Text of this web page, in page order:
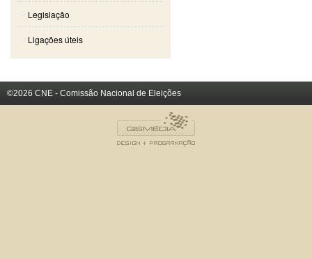
Legislação
Ligações úteis
©2026 CNE - Comissão Nacional de Eleições